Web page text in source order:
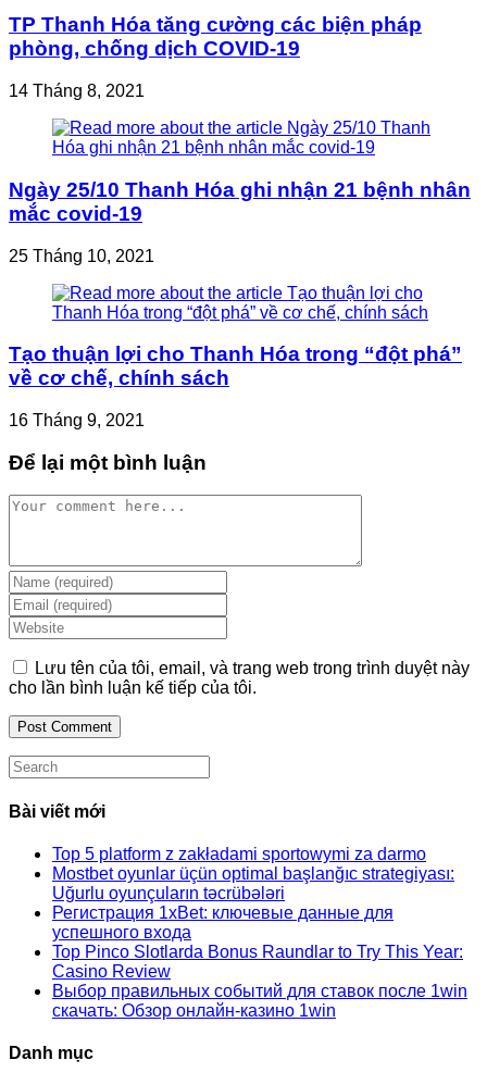
TP Thanh Hóa tăng cường các biện pháp
phòng, chống dịch COVID-19
14 Tháng 8, 2021
Ngày 25/10 Thanh Hóa ghi nhận 21 bệnh nhân
mắc covid-19
25 Tháng 10, 2021
Tạo thuận lợi cho Thanh Hóa trong “đột phá”
về cơ chế, chính sách
16 Tháng 9, 2021
Để lại một bình luận
Comment
Enter
your
name
or
username
to
comment
Enter
your
email
address
to
comment
Enter
your
website
URL
Lưu tên của tôi, email, và trang web trong trình duyệt này
cho lần bình luận kế tiếp của tôi.
Search
this
website
Bài viết mới
Top 5 platform z zakładami sportowymi za darmo
Mostbet oyunlar üçün optimal başlanğıc strategiyası:
Uğurlu oyunçuların təcrübələri
Регистрация 1xBet: ключевые данные для
успешного входа
Top Pinco Slotlarda Bonus Raundlar to Try This Year:
Casino Review
Выбор правильных событий для ставок после 1win
скачать: Обзор онлайн-казино 1win
Danh mục